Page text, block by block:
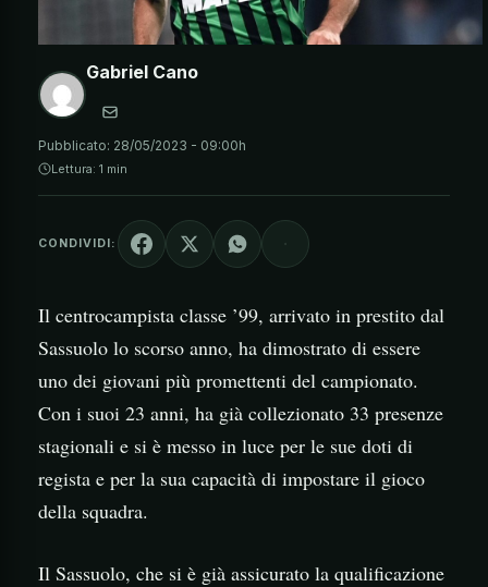
Gabriel Cano
Pubblicato: 28/05/2023 - 09:00h
Lettura: 1 min
CONDIVIDI:
Il centrocampista classe ’99, arrivato in prestito dal
Sassuolo lo scorso anno, ha dimostrato di essere
uno dei giovani più promettenti del campionato.
Con i suoi 23 anni, ha già collezionato 33 presenze
stagionali e si è messo in luce per le sue doti di
regista e per la sua capacità di impostare il gioco
della squadra.
Il Sassuolo, che si è già assicurato la qualificazione